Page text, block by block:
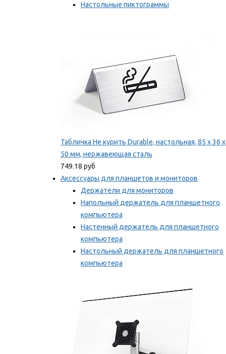
Настольные пиктограммы
Табличка Не курить Durable, настольная, 85 x 36 x
50 мм, нержавеющая сталь
749.18 руб
Аксессуары для планшетов и мониторов
Держатели для мониторов
Напольный держатель для планшетного
компьютера
Настенный держатель для планшетного
компьютера
Настольный держатель для планшетного
компьютера